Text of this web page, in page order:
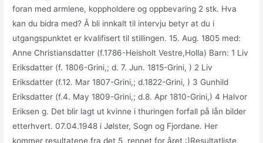
foran med armlene, koppholdere og oppbevaring 2 stk. Hva
kan du bidra med? Å bli innkalt til intervju betyr at du i
utgangspunktet er kvalifisert til stillingen. 15. Aug. 1805 med:
Anne Christiansdatter (f.1786-Heisholt Vestre,Holla) Barn: 1 Liv
Eriksdatter (f. 1806-Grini,; d. 7. Jun. 1815-Grini, ) 2 Liv
Eriksdatter (f.12. Mar 1807-Grini,; d.1822-Grini, ) 3 Gunhild
Eriksdatter (f.4. May 1809-Grini,; d.8. Apr 1810-Grini,) 4 Halvor
Eriksen g. Det blir lagt ut kvinne i thuringen forfall på lån bilder
etterhvert. 07.04.1948 i Jølster, Sogn og Fjordane. Her
kommer resultatene fra det 5. rennet for året :)Resultatliste